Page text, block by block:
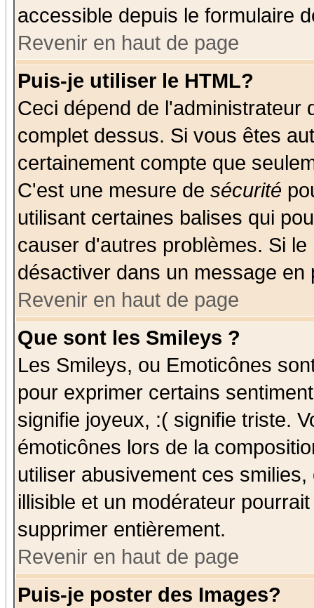
accessible depuis le formulaire
Revenir en haut de page
Puis-je utiliser le HTML?
Ceci dépend de l'administrateur
complet dessus. Si vous êtes
certainement compte que
C'est une mesure de sécurité
utilisant certaines balises qui
causer d'autres problèmes. Si
désactiver dans un message
Revenir en haut de page
Que sont les Smileys ?
Les Smileys, ou Emoticônes
pour exprimer certains
signifie joyeux, :( signifie triste.
émoticônes lors de la
utiliser abusivement ces
illisible et un modérateur
supprimer entièrement.
Revenir en haut de page
Puis-je poster des Images?